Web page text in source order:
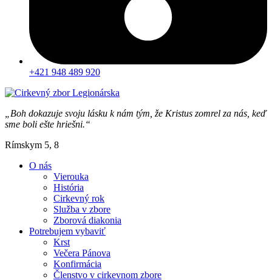
+421 948 489 920
„Boh dokazuje svoju lásku k nám tým, že Kristus zomrel za nás, keď
sme boli ešte hriešni.“
Rímskym 5, 8
O nás
Vierouka
História
Cirkevný rok
Služba v zbore
Zborová diakonia
Potrebujem vybaviť
Krst
Večera Pánova
Konfirmácia
Členstvo v cirkevnom zbore